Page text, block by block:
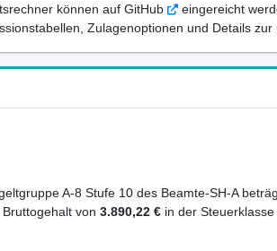
können auf GitHub
eingereicht
Zulagenoptionen und Details zur
A-8 Stufe 10 des Beamte-SH-A
von 3.890,22 €in der Steuerklasse